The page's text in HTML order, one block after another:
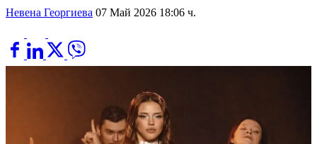
Невена Георгиева 07 Май 2026 18:06 ч.